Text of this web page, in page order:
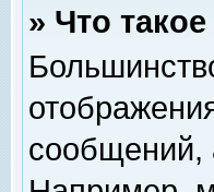
» Что
сообщений,